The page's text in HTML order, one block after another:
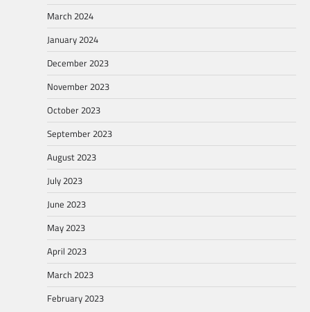
March 2024
January 2024
December 2023
November 2023
October 2023
September 2023
August 2023
July 2023
June 2023
May 2023
April 2023
March 2023
February 2023